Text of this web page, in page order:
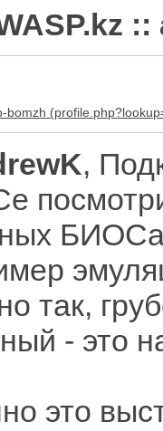
bomzh
,
так,
- это
это